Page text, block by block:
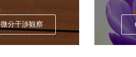
微分干渉観察